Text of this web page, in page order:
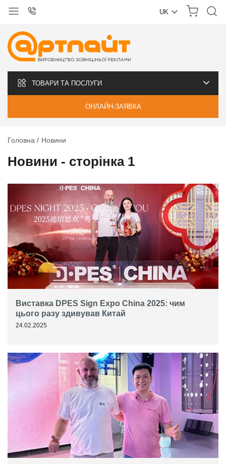
UK
ТОВАРИ ТА ПОСЛУГИ
ОНЛАЙН-ЗАЯВКА
Головна Новини
Новини - сторінка 1
Виставка DPES Sign Expo China 2025: чим
цього разу здивував Китай
24.02.2025